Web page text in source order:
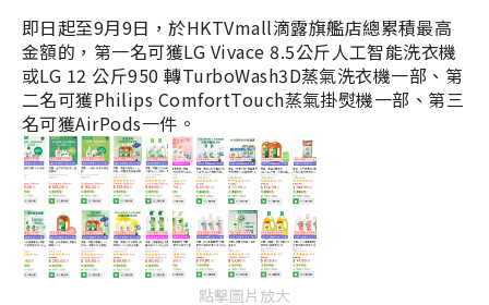
即日起至9月9日 ，於HKTVmall滴露旗艦店總累積最高
金額的，第一名可獲LG Vivace 8.5公斤人工智能洗衣機
或LG 12 公斤950 轉TurboWash3D蒸氣洗衣機一部 、 第
二名可獲Philips ComfortTouch蒸氣掛熨機一部 、 第三
名可獲AirPods一件。
點擊圖片放大